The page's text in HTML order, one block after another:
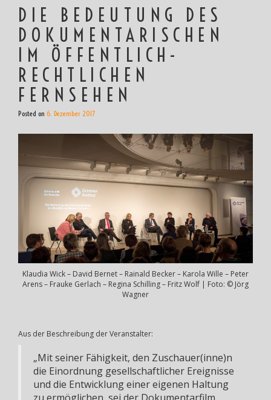
DIE BEDEUTUNG DES
DOKUMENTARISCHEN
IM ÖFFENTLICH-
RECHTLICHEN
FERNSEHEN
Posted on 6. Dezember 2017
Klaudia Wick – David Bernet – Rainald Becker – Karola Wille – Peter
Arens – Frauke Gerlach – Regina Schilling – Fritz Wolf | Foto: © Jörg
Wagner
Aus der Beschreibung der Veranstalter:
„Mit seiner Fähigkeit, den Zuschauer(inne)n
die Einordnung gesellschaftlicher Ereignisse
und die Entwicklung einer eigenen Haltung